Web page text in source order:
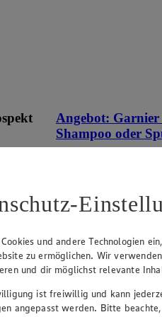
Angebot:
Shampoo oder
versch. Sorten, je 250
(1 l = € 7.56 / € 9.45)
und andere Technologien
zu ermöglichen. Wir
und dir möglichst relevante
ist freiwillig und kann
angepasst werden. Bitte